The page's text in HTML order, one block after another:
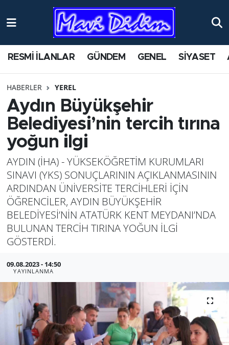
RESMİ İLANLAR GÜNDEM GENEL SİYASET
HABERLER YEREL
Aydın Büyükşehir
Belediyesi’nin tercih tırına
yoğun ilgi
AYDIN (İHA) - YÜKSEKÖĞRETİM KURUMLARI
SINAVI (YKS) SONUÇLARININ AÇIKLANMASININ
ARDINDAN ÜNİVERSİTE TERCİHLERİ İÇİN
ÖĞRENCİLER, AYDIN BÜYÜKŞEHİR
BELEDİYESİ’NİN ATATÜRK KENT MEYDANI’NDA
BULUNAN TERCİH TIRINA YOĞUN İLGİ
GÖSTERDİ.
09.08.2023 - 14:50
YAYINLANMA
ANTİK YERLER
AYDIN
BİLİM VE TEKNOLOJİ
ÇEVRE
EĞİTİM
EKONOMİ
GENEL
GÜNDEM
HABERDE İNSAN
KÜLTÜR SANAT
MAGAZİN
Nöbetçi Eczaneler
Namaz Vakitleri
Trafik Durumu
Süper Lig Puan Durumu ve Fikstür
Tüm Manşetler
Son Dakika Haberleri
Haber Arşivi